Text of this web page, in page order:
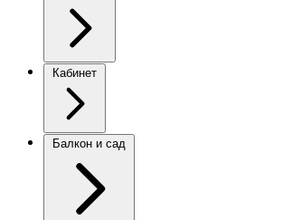
Кабинет
Балкон и сад